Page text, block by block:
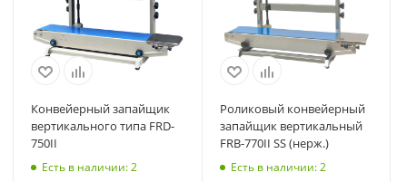
Конвейерный запайщик
вертикального типа FRD-
750II
Есть в наличии: 2
Роликовый конвейерный
запайщик вертикальный
FRB-770II SS (нерж.)
Есть в наличии: 2